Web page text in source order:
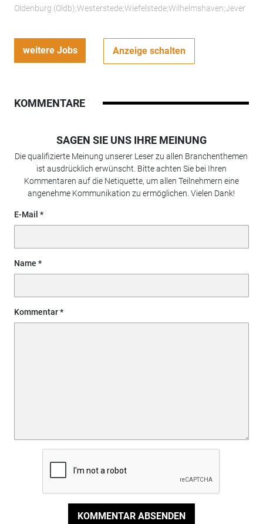
Oldenburg (Oldb);Westerstede;Wiefelstede;Wilhelmshaven;Jever
weitere Jobs Anzeige schalten
KOMMENTARE
SAGEN SIE UNS IHRE MEINUNG
Die qualifizierte Meinung unserer Leser zu allen Branchenthemen
ist ausdrücklich erwünscht. Bitte achten Sie bei Ihren
Kommentaren auf die Netiquette, um allen Teilnehmern eine
angenehme Kommunikation zu ermöglichen. Vielen Dank!
E-Mail
Name
Kommentar
KOMMENTAR ABSENDEN